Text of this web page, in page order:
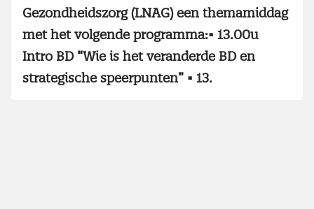
Gezondheidszorg (LNAG) een themamiddag
met het volgende programma:• 13.00u
Intro BD “Wie is het veranderde BD en
strategische speerpunten” • 13.